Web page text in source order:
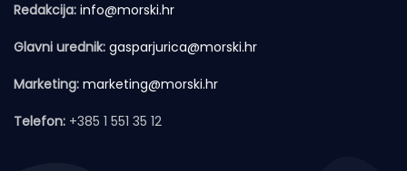
Redakcija: info@morski.hr
Glavni urednik: gasparjurica@morski.hr
Marketing: marketing@morski.hr
Telefon: +385 1 551 35 12